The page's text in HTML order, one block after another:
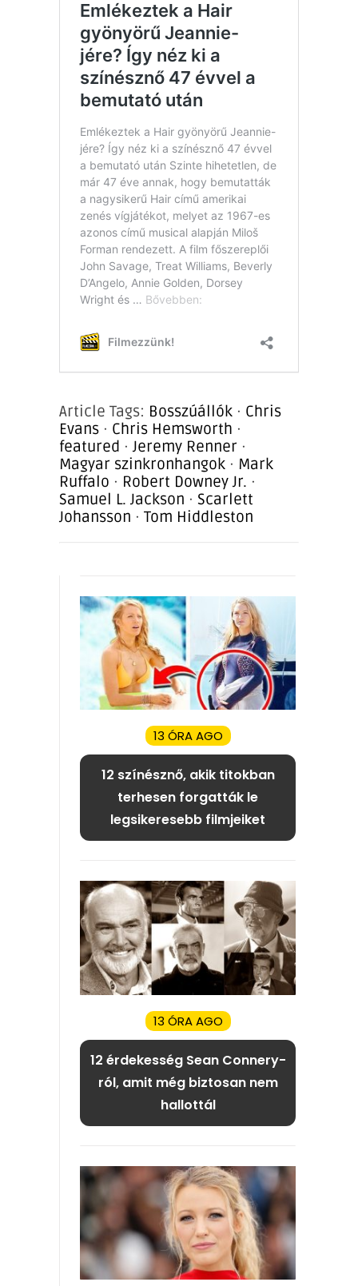
Article Tags: Bosszúállók · Chris
Evans · Chris Hemsworth ·
featured · Jeremy Renner ·
Magyar szinkronhangok · Mark
Ruffalo · Robert Downey Jr. ·
Samuel L. Jackson · Scarlett
Johansson · Tom Hiddleston
13 ÓRA AGO
12 színésznő, akik titokban
terhesen forgatták le
legsikeresebb filmjeiket
13 ÓRA AGO
12 érdekesség Sean Connery-
ról, amit még biztosan nem
hallottál